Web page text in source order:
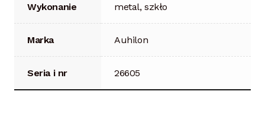
Wykonanie metal, szkło
Marka Auhilon
Seria i nr 26605